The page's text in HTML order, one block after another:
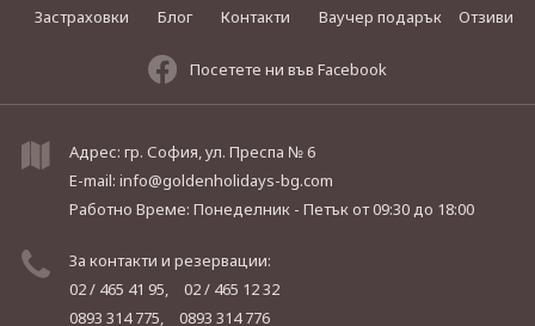
Застраховки
Блог Контакти Ваучер подарък Отзиви
Посетете ни във Facebook
Адрес: гр. София, ул. Преспа № 6
E-mail: info@goldenholidays-bg.com
Работно Време: Понеделник - Петъкот 09:30 до 18:00
За контакти и резервации:
02 / 465 41 95,
02 / 465 12 32
0893 314 775,
0893 314 776